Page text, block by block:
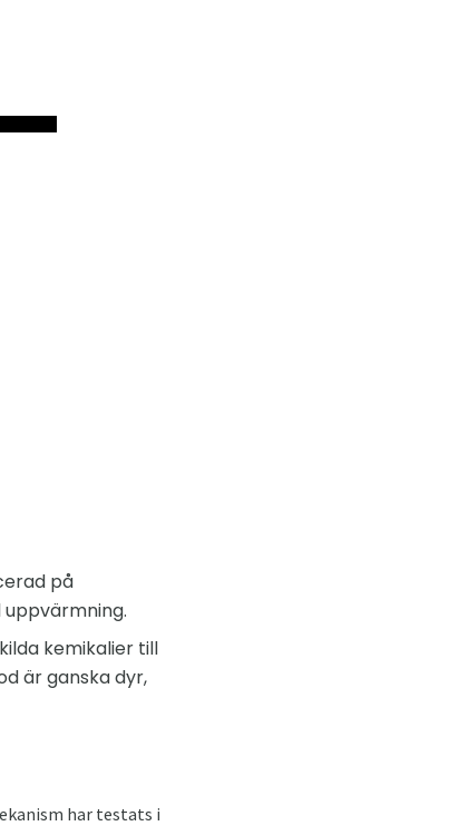
på
kemikalier till
är ganska dyr,
har testats i